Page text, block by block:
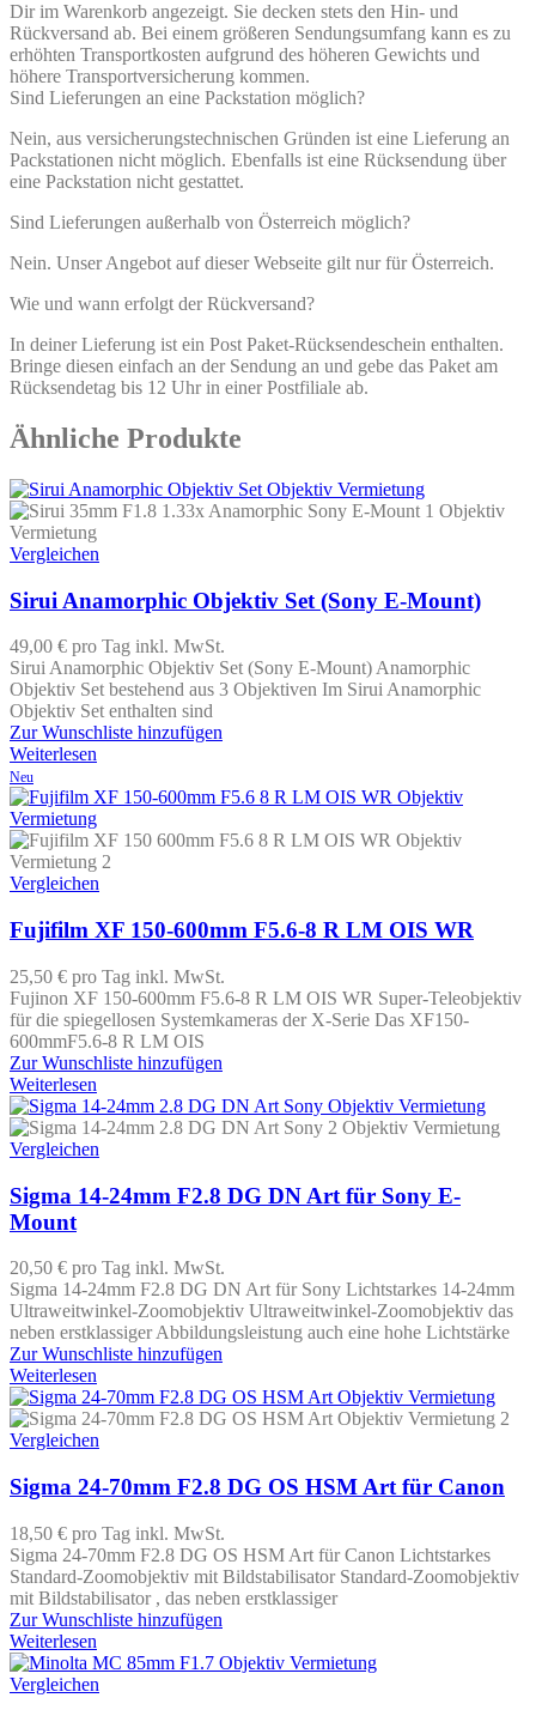
Dir im Warenkorb angezeigt. Sie decken stets den Hin- und
Rückversand ab. Bei einem größeren Sendungsumfang kann es zu
erhöhten Transportkosten aufgrund des höheren Gewichts und
höhere Transportversicherung kommen.
Sind Lieferungen an eine Packstation möglich?
Nein, aus versicherungstechnischen Gründen ist eine Lieferung an
Packstationen nicht möglich. Ebenfalls ist eine Rücksendung über
eine Packstation nicht gestattet.
Sind Lieferungen außerhalb von Österreich möglich?
Nein. Unser Angebot auf dieser Webseite gilt nur für Österreich.
Wie und wann erfolgt der Rückversand?
In deiner Lieferung ist ein Post Paket-Rücksendeschein enthalten.
Bringe diesen einfach an der Sendung an und gebe das Paket am
Rücksendetag bis 12 Uhr in einer Postfiliale ab.
Ähnliche Produkte
Vergleichen
Sirui Anamorphic Objektiv Set (Sony E-Mount)
49,00 € pro Tag inkl. MwSt.
Sirui Anamorphic Objektiv Set (Sony E-Mount) Anamorphic
Objektiv Set bestehend aus 3 Objektiven Im Sirui Anamorphic
Objektiv Set enthalten sind
Zur Wunschliste hinzufügen
Weiterlesen
Neu
Vergleichen
Fujifilm XF 150-600mm F5.6-8 R LM OIS WR
25,50 € pro Tag inkl. MwSt.
Fujinon XF 150-600mm F5.6-8 R LM OIS WR Super-Teleobjektiv
für die spiegellosen Systemkameras der X-Serie Das XF150-
600mmF5.6-8 R LM OIS
Zur Wunschliste hinzufügen
Weiterlesen
Vergleichen
Sigma 14-24mm F2.8 DG DN Art für Sony E-
Mount
20,50 € pro Tag inkl. MwSt.
Sigma 14-24mm F2.8 DG DN Art für Sony Lichtstarkes 14-24mm
Ultraweitwinkel-Zoomobjektiv Ultraweitwinkel-Zoomobjektiv das
neben erstklassiger Abbildungsleistung auch eine hohe Lichtstärke
Zur Wunschliste hinzufügen
Weiterlesen
Vergleichen
Sigma 24-70mm F2.8 DG OS HSM Art für Canon
18,50 € pro Tag inkl. MwSt.
Sigma 24-70mm F2.8 DG OS HSM Art für Canon Lichtstarkes
Standard-Zoomobjektiv mit Bildstabilisator Standard-Zoomobjektiv
mit Bildstabilisator , das neben erstklassiger
Zur Wunschliste hinzufügen
Weiterlesen
Vergleichen